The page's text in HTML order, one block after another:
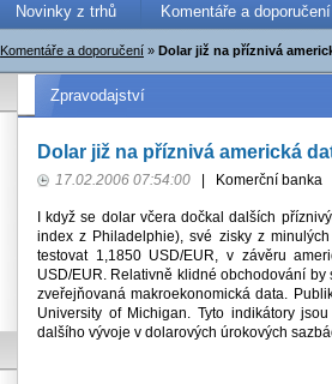
Novinky z trhů Komentáře a doporučení
Komentáře a doporučení » Dolar již na příznivá
Zpravodajství
Dolar již na příznivá americká
17.02.2006 07:54:00 Komerční banka
I když se dolar včera dočkal dalších
index z Philadelphie), své zisky z
testovat 1,1850 USD/EUR, v závěru
USD/EUR. Relativně klidné obchodování
zveřejňovaná makroekonomická data.
University of Michigan. Tyto indikátory
dalšího vývoje v dolarových úrokových